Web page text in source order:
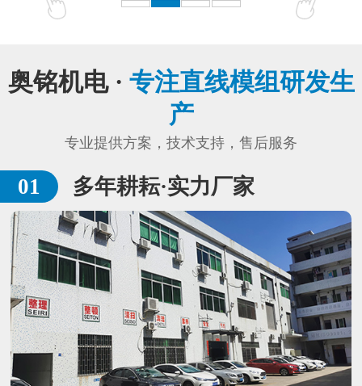
奥铭机电 · 专注直线模组研发生
产
专业提供方案，技术支持，售后服务
多年耕耘·实力厂家